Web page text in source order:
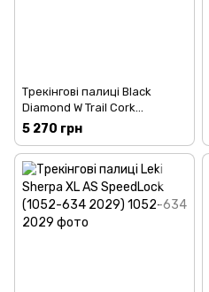
Трекінгові палиці Black
Diamond W Trail Cork
Cherrywood (1033-BD
1125272009ALL1)
5 270 грн